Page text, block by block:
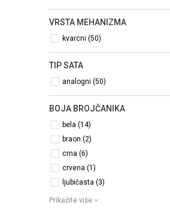
VRSTA MEHANIZMA
kvarcni (50)
TIP SATA
analogni (50)
BOJA BROJČANIKA
bela (14)
braon (2)
crna (6)
crvena (1)
ljubičasta (3)
Prikažite više